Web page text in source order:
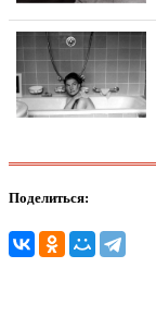
Поделиться: